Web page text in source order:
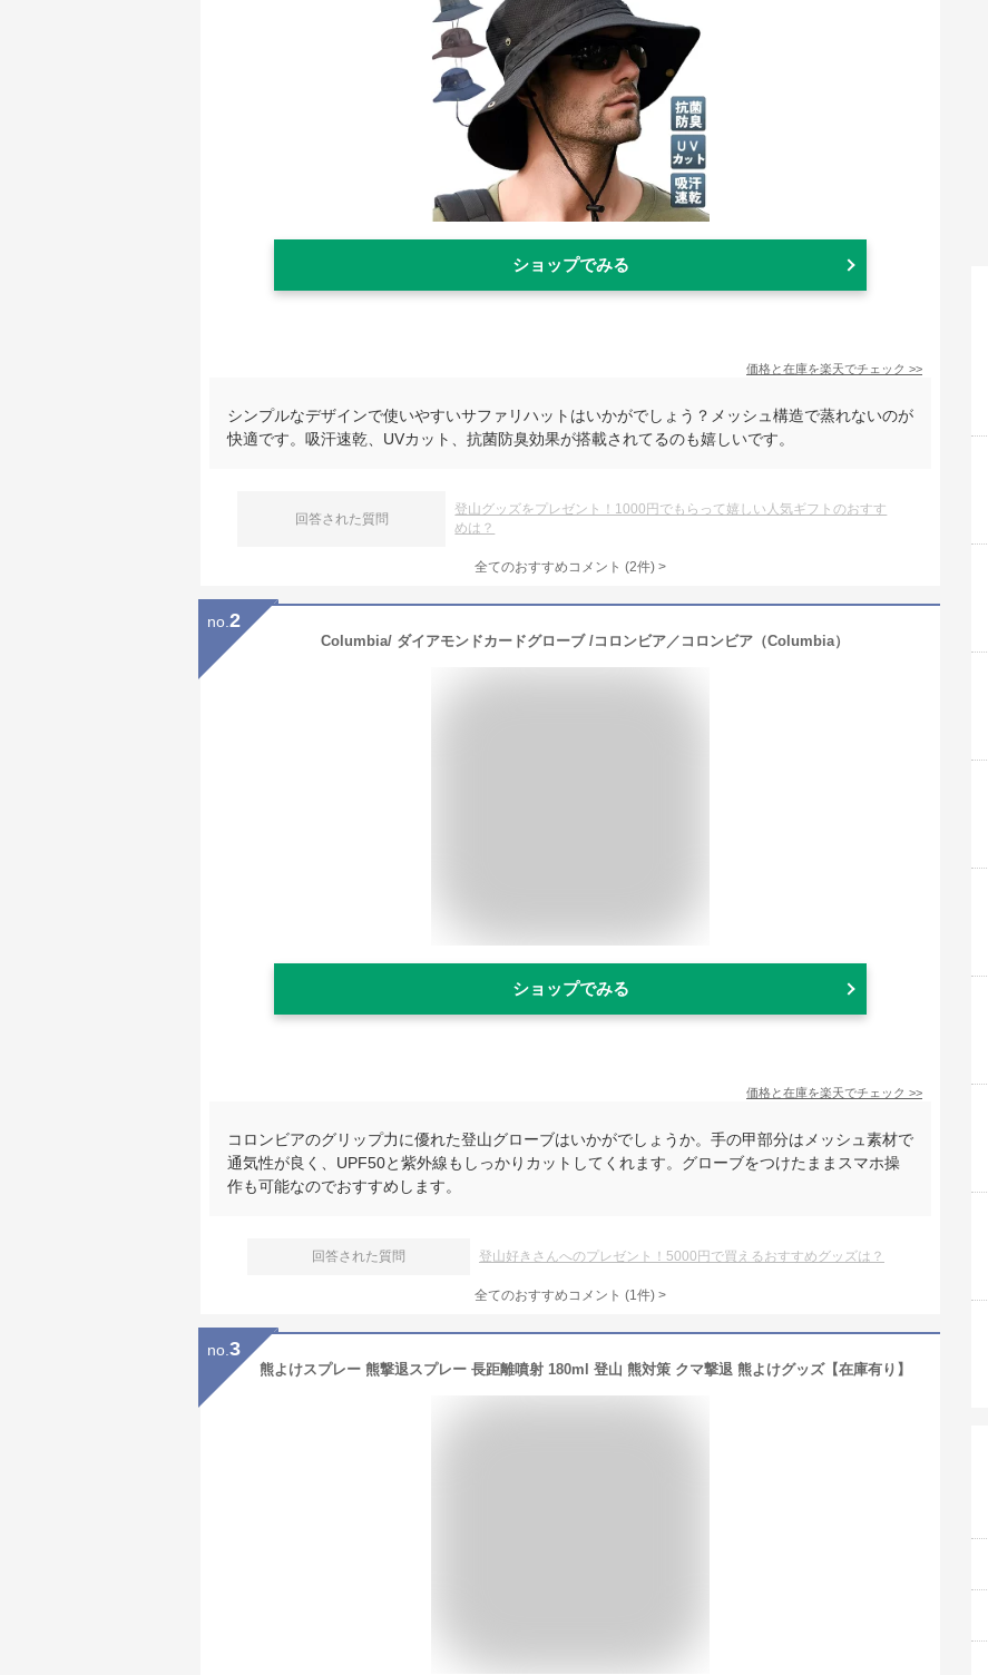
ショップでみる
価格と在庫を楽天でチェック >>
シンプルなデザインで使いやすいサファリハットはいかがでしょう？メッシュ構造で蒸れないのが
快適です。吸汗速乾、UVカット、抗菌防臭効果が搭載されてるのも嬉しいです。
回答された質問
登山グッズをプレゼント！1000円でもらって嬉しい人気ギフトのおすす
めは？
全てのおすすめコメント (2件) >
no. 2
Columbia/ ダイアモンドカードグローブ /コロンビア／コロンビア（Columbia）
ショップでみる
価格と在庫を楽天でチェック >>
コロンビアのグリップ力に優れた登山グローブはいかがでしょうか。手の甲部分はメッシュ素材で
通気性が良く、UPF50と紫外線もしっかりカットしてくれます。グローブをつけたままスマホ操
作も可能なのでおすすめします。
回答された質問 登山好きさんへのプレゼント！5000円で買えるおすすめグッズは？
全てのおすすめコメント (1件) >
no. 3
熊よけスプレー 熊撃退スプレー 長距離噴射 180ml 登山 熊対策 クマ撃退 熊よけグッズ【在庫有り】